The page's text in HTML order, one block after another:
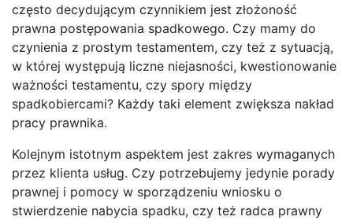
często decydującym czynnikiem jest złożoność
prawna postępowania spadkowego. Czy mamy do
czynienia z prostym testamentem, czy też z sytuacją,
w której występują liczne niejasności, kwestionowanie
ważności testamentu, czy spory między
spadkobiercami? Każdy taki element zwiększa nakład
pracy prawnika.
Kolejnym istotnym aspektem jest zakres wymaganych
przez klienta usług. Czy potrzebujemy jedynie porady
prawnej i pomocy w sporządzeniu wniosku o
stwierdzenie nabycia spadku, czy też radca prawny